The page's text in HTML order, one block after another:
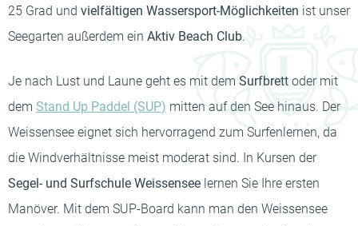
25 Grad und vielfältigen Wassersport-Möglichkeiten ist unser
Seegarten außerdem ein Aktiv Beach Club.
Je nach Lust und Laune geht es mit dem Surfbrett oder mit
dem Stand Up Paddel (SUP) mitten auf den See hinaus. Der
Weissensee eignet sich hervorragend zum Surfenlernen, da
die Windverhältnisse meist moderat sind. In Kursen der
Segel- und Surfschule Weissensee lernen Sie Ihre ersten
Manöver. Mit dem SUP-Board kann man den Weissensee